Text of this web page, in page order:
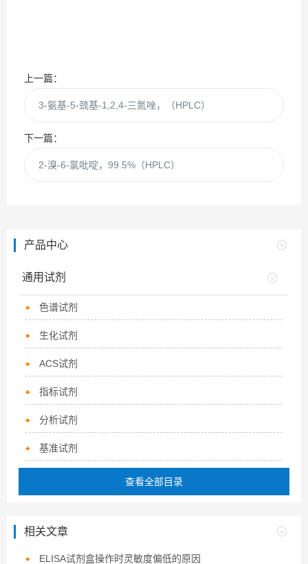
上一篇：
3-氨基-5-巯基-1,2,4-三氮唑，（HPLC）
下一篇：
2-溴-6-氯吡啶，99.5%（HPLC）
产品中心
通用试剂
色谱试剂
生化试剂
ACS试剂
指标试剂
分析试剂
基准试剂
查看全部目录
相关文章
ELISA试剂盒操作时灵敏度偏低的原因